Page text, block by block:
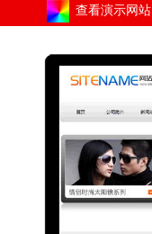
查看演示网站